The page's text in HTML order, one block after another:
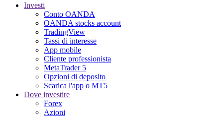
Investi
Conto OANDA
OANDA stocks account
TradingView
Tassi di interesse
App mobile
Cliente professionista
MetaTrader 5
Opzioni di deposito
Scarica l'app o MT5
Dove investire
Forex
Azioni